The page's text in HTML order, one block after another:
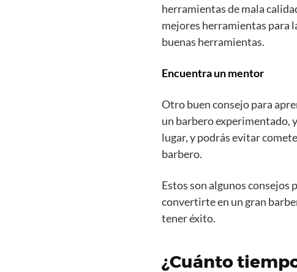
herramientas de mala
mejores herramientas para
buenas herramientas.
Encuentra un mentor
Otro buen consejo para
un barbero experimentado,
lugar, y podrás evitar
barbero.
Estos son algunos consejos
convertirte en un gran
tener éxito.
¿Cuánto